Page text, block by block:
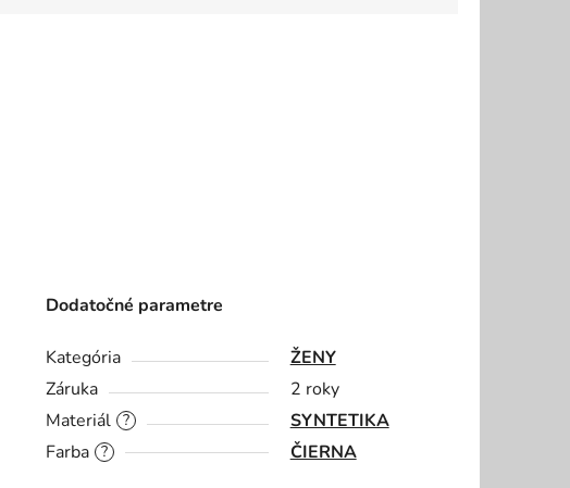
Dodatočné parametre
Kategória
ŽENY
Záruka
2 roky
?
Materiál SYNTETIKA
?
Farba ČIERNA